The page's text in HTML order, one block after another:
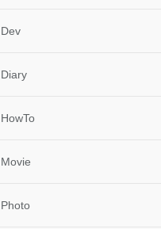
Dev
Diary
HowTo
Movie
Photo